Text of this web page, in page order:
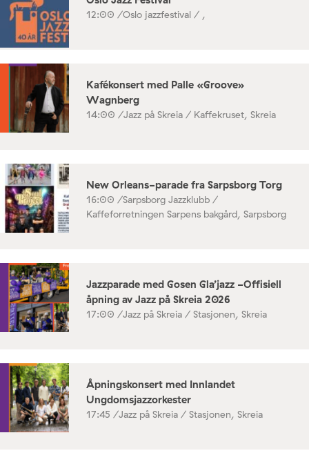
12:00 /Oslo jazzfestival / ,
Kafékonsert med Palle «Groove»
Wagnberg
14:00 /Jazz på Skreia / Kaffekruset, Skreia
New Orleans-parade fra Sarpsborg Torg
16:00 /Sarpsborg Jazzklubb /
Kaffeforretningen Sarpens bakgård, Sarpsborg
Jazzparade med Gosen Gla’jazz -Offisiell
åpning av Jazz på Skreia 2026
17:00 /Jazz på Skreia / Stasjonen, Skreia
Åpningskonsert med Innlandet
Ungdomsjazzorkester
17:45 /Jazz på Skreia / Stasjonen, Skreia